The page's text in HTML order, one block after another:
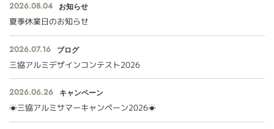
2026.08.04 お知らせ
夏季休業日のお知らせ
2026.07.16 ブログ
三協アルミデザインコンテスト2026
2026.06.26 キャンペーン
☀三協アルミサマーキャンペーン2026☀